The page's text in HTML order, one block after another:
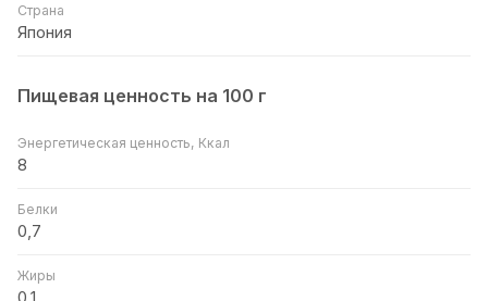
Страна
Япония
Пищевая ценность на 100 г
Энергетическая ценность, Ккал
8
Белки
0,7
Жиры